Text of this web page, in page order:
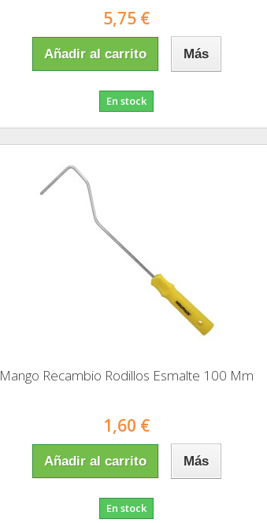
5,75 €
Añadir al carrito Más
En stock
Mango Recambio Rodillos Esmalte 100 Mm
1,60 €
Añadir al carrito Más
En stock